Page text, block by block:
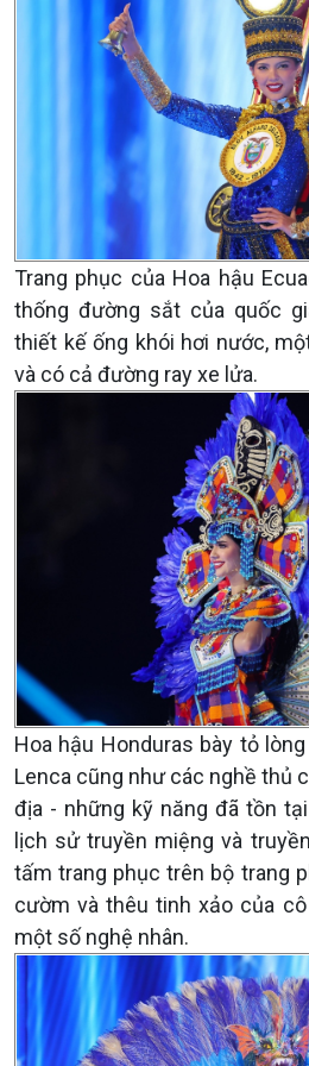
Trang phục của Hoa hậu
thống đường sắt của quốc
thiết kế ống khói hơi nước,
và có cả đường ray xe lửa.
Hoa hậu Honduras bày tỏ
Lenca cũng như các nghề thủ
địa - những kỹ năng đã tồn
lịch sử truyền miệng và
tấm trang phục trên bộ trang
cườm và thêu tinh xảo của
một số nghệ nhân.